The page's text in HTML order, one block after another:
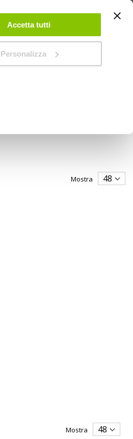
Accetta tutti
Personalizza
NEGOZI IL MIO NEGOZIO
Mostra
Mostra